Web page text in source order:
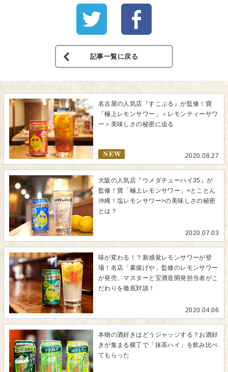
記事一覧に戻る
名古屋の人気店『すこぶる』が監修！寶
「極上レモンサワー」＜レモンティーサワ
ー＞美味しさの秘密に迫る
2020.08.27
大阪の人気店『ウメダチューハイ35』が
監修！寶「極上レモンサワー」<とことん
沖縄！塩レモンサワー>の美味しさの秘密
とは？
2020.07.03
味が変わる！？新感覚レモンサワーが登
場！名店「素揚げや」監修のレモンサワー
が発売。マスターと宝酒造開発担当者がこ
だわりを徹底対談！
2020.04.06
本物の酒好きはどうジャッジする？お酒好
きが集まる横丁で「抹茶ハイ」を飲み比べ
てもらった